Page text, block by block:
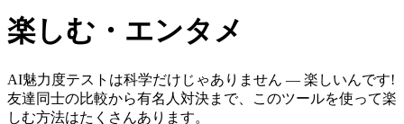
楽しむ・エンタメ
AI魅力度テストは科学だけじゃありません — 楽しいんです!
友達同士の比較から有名人対決まで、このツールを使って楽
しむ方法はたくさんあります。